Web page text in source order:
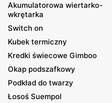
Akumulatorowa wiertarko-
wkrętarka
Switch on
Kubek termiczny
Kredki świecowe Gimboo
Okap podszafkowy
Podkład do twarzy
Łosoś Suempol